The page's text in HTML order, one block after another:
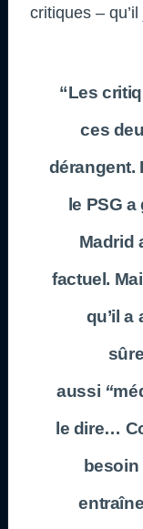
critiques –
“Les
ces
dérangent.
le PSG
Madrid
factuel.
qu’il a
aussi “
le dire…
besoin